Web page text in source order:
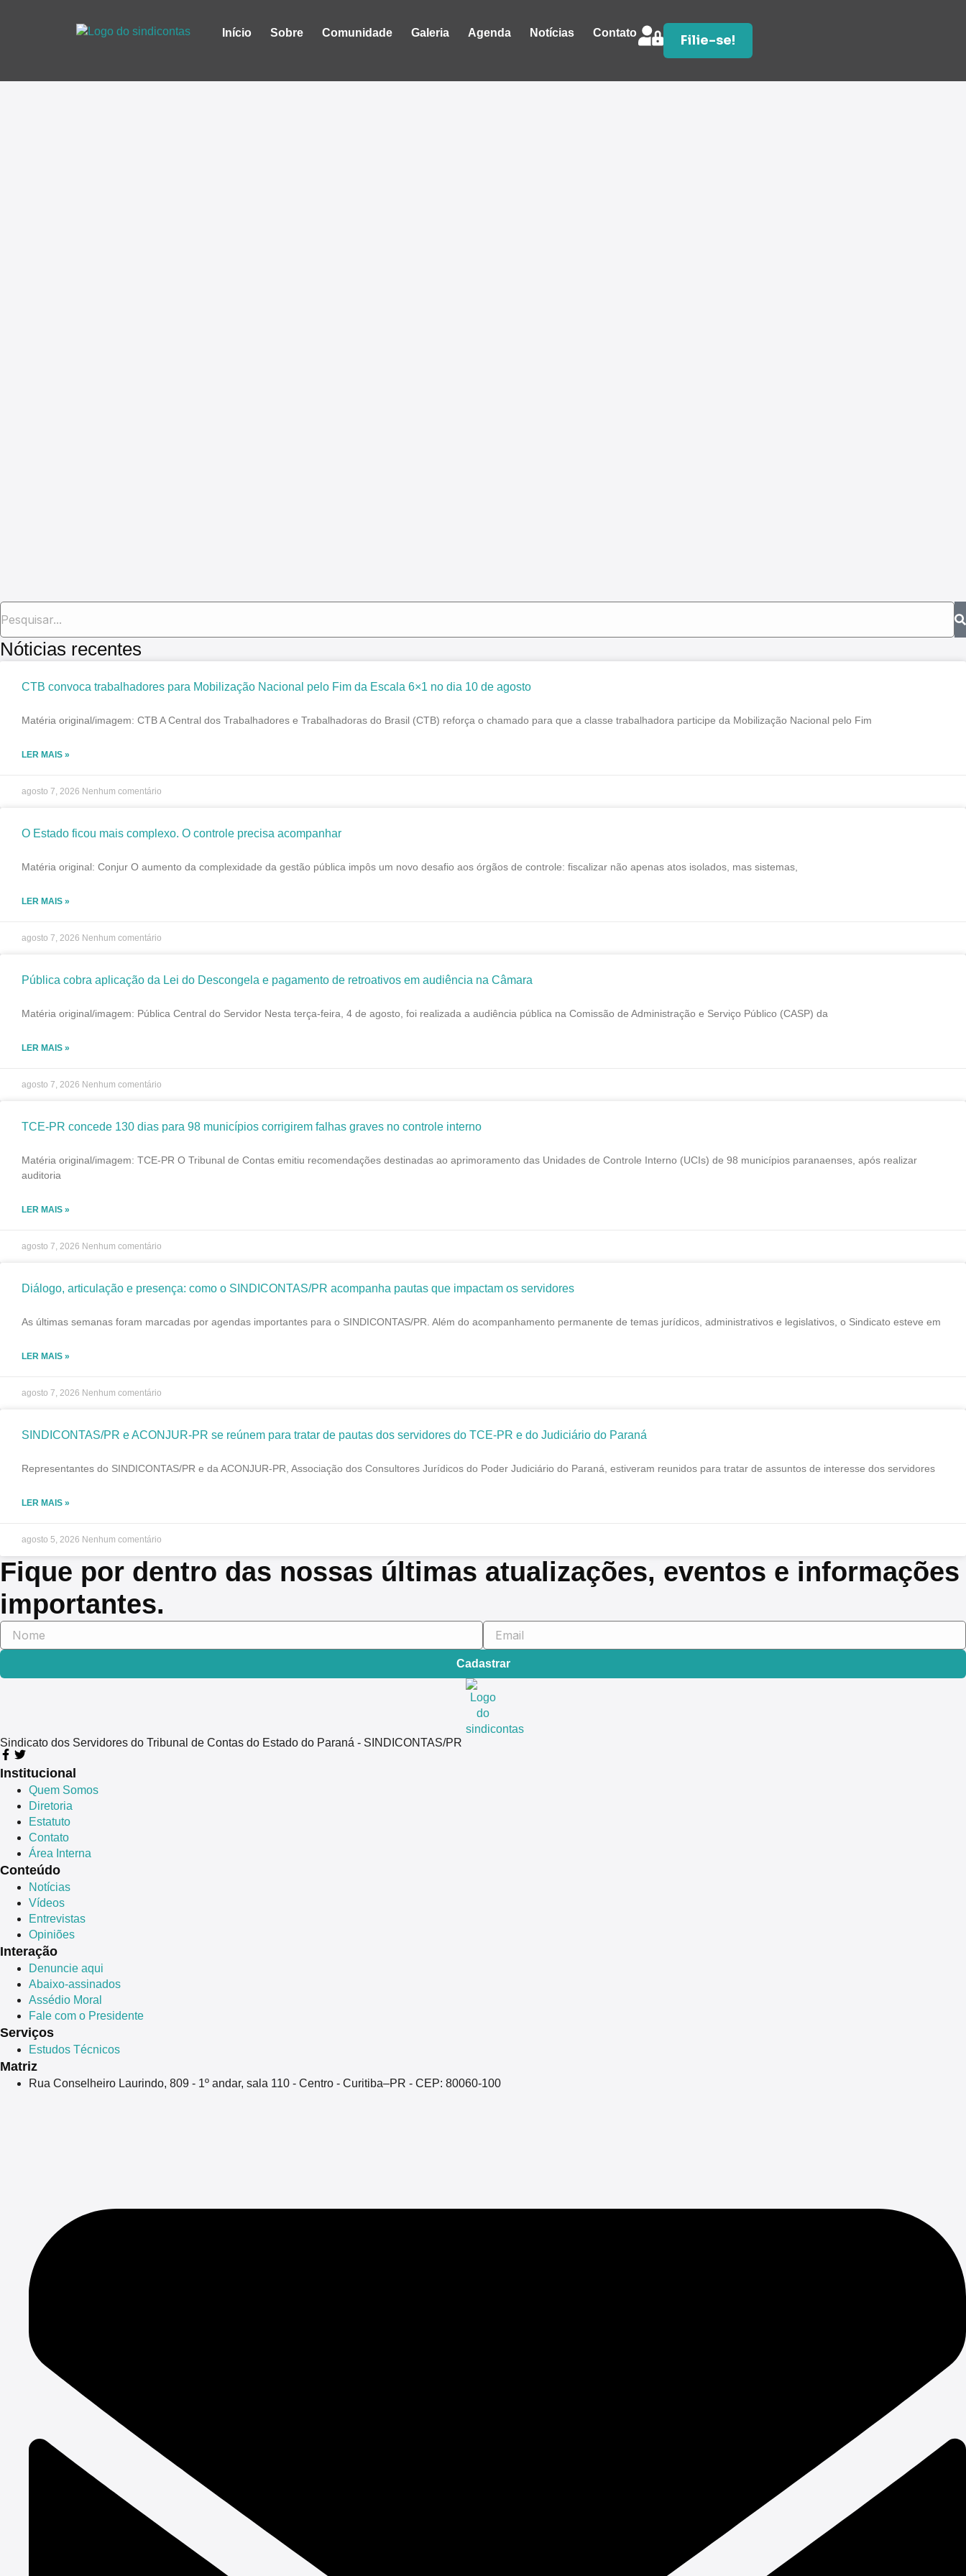
Início Sobre Comunidade Galeria Agenda Notícias Contato Filie-se!
Nóticias recentes
CTB convoca trabalhadores para Mobilização Nacional pelo Fim da Escala 6×1 no dia 10 de agosto
Matéria original/imagem: CTB A Central dos Trabalhadores e Trabalhadoras do Brasil (CTB) reforça o chamado para que a classe trabalhadora participe da Mobilização Nacional pelo Fim
LER MAIS »
agosto 7, 2026 Nenhum comentário
O Estado ficou mais complexo. O controle precisa acompanhar
Matéria original: Conjur O aumento da complexidade da gestão pública impôs um novo desafio aos órgãos de controle: fiscalizar não apenas atos isolados, mas sistemas,
LER MAIS »
agosto 7, 2026 Nenhum comentário
Pública cobra aplicação da Lei do Descongela e pagamento de retroativos em audiência na Câmara
Matéria original/imagem: Pública Central do Servidor Nesta terça-feira, 4 de agosto, foi realizada a audiência pública na Comissão de Administração e Serviço Público (CASP) da
LER MAIS »
agosto 7, 2026 Nenhum comentário
TCE-PR concede 130 dias para 98 municípios corrigirem falhas graves no controle interno
Matéria original/imagem: TCE-PR O Tribunal de Contas emitiu recomendações destinadas ao aprimoramento das Unidades de Controle Interno (UCIs) de 98 municípios paranaenses, após realizar
auditoria
LER MAIS »
agosto 7, 2026 Nenhum comentário
Diálogo, articulação e presença: como o SINDICONTAS/PR acompanha pautas que impactam os servidores
As últimas semanas foram marcadas por agendas importantes para o SINDICONTAS/PR. Além do acompanhamento permanente de temas jurídicos, administrativos e legislativos, o Sindicato esteve em
LER MAIS »
agosto 7, 2026 Nenhum comentário
SINDICONTAS/PR e ACONJUR-PR se reúnem para tratar de pautas dos servidores do TCE-PR e do Judiciário do Paraná
Representantes do SINDICONTAS/PR e da ACONJUR-PR, Associação dos Consultores Jurídicos do Poder Judiciário do Paraná, estiveram reunidos para tratar de assuntos de interesse dos servidores
LER MAIS »
agosto 5, 2026 Nenhum comentário
Fique por dentro das nossas últimas atualizações, eventos e informações
importantes.
Cadastrar
Sindicato dos Servidores do Tribunal de Contas do Estado do Paraná - SINDICONTAS/PR
Institucional
Quem Somos
Diretoria
Estatuto
Contato
Área Interna
Conteúdo
Notícias
Vídeos
Entrevistas
Opiniões
Interação
Denuncie aqui
Abaixo-assinados
Assédio Moral
Fale com o Presidente
Serviços
Estudos Técnicos
Matriz
Rua Conselheiro Laurindo, 809 - 1º andar, sala 110 - Centro - Curitiba–PR - CEP: 80060-100